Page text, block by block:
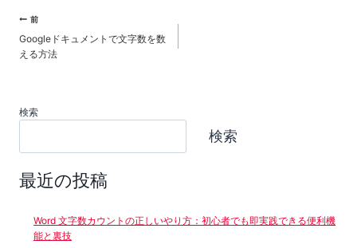
投
稿
ゲ
ー
シ
ン
前
Googleドキュメントで文字数を数
える方法
検索
検索
最近の投稿
Word 文字数カウントの正しいやり方：初心者でも即実践できる便利機
能と裏技